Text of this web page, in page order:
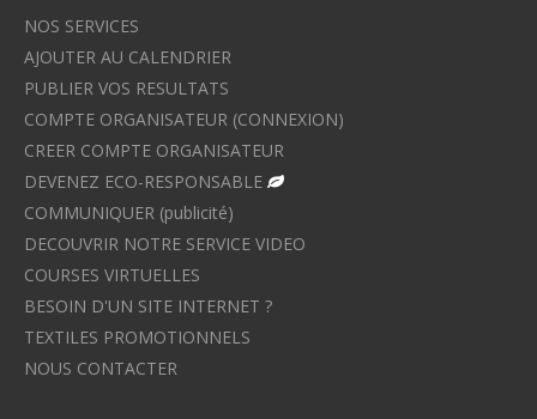
NOS SERVICES
AJOUTER AU CALENDRIER
PUBLIER VOS RESULTATS
COMPTE ORGANISATEUR (CONNEXION)
CREER COMPTE ORGANISATEUR
DEVENEZ ECO-RESPONSABLE
COMMUNIQUER (publicité)
DECOUVRIR NOTRE SERVICE VIDEO
COURSES VIRTUELLES
BESOIN D'UN SITE INTERNET ?
TEXTILES PROMOTIONNELS
NOUS CONTACTER